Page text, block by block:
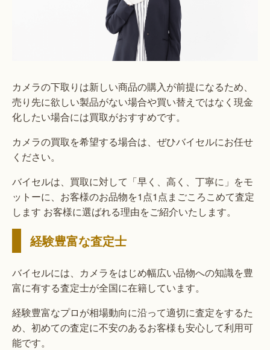
カメラの下取りは新しい商品の購入が前提になるため、
売り先に欲しい製品がない場合や買い替えではなく現金
化したい場合には買取がおすすめです。
カメラの買取を希望する場合は、ぜひバイセルにお任せ
ください。
バイセルは、買取に対して「早く、高く、丁寧に」をモ
ットーに、お客様のお品物を1点1点まごころこめて査定
します お客様に選ばれる理由をご紹介いたします。
経験豊富な査定士
バイセルには、カメラをはじめ幅広い品物への知識を豊
富に有する査定士が全国に在籍しています。
経験豊富なプロが相場動向に沿って適切に査定をするた
め、初めての査定に不安のあるお客様も安心して利用可
能です。